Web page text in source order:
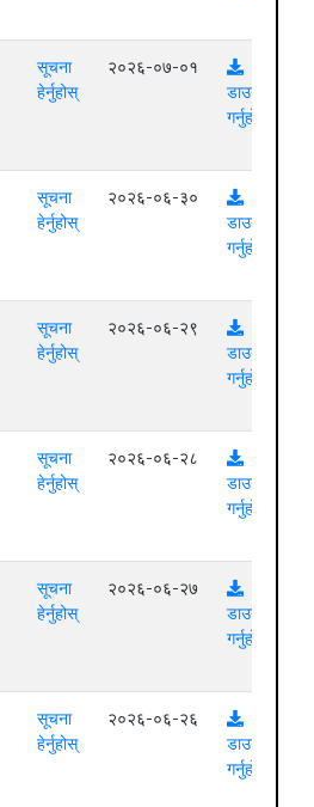
सूचना
हेर्नुहोस्
२०२६-०७-०१
डाउनलोड
गर्नुहोस्
सूचना
हेर्नुहोस्
२०२६-०६-३०
डाउनलोड
गर्नुहोस्
सूचना
हेर्नुहोस्
२०२६-०६-२९
डाउनलोड
गर्नुहोस्
सूचना
हेर्नुहोस्
२०२६-०६-२८
डाउनलोड
गर्नुहोस्
सूचना
हेर्नुहोस्
२०२६-०६-२७
डाउनलोड
गर्नुहोस्
सूचना
हेर्नुहोस्
२०२६-०६-२६
डाउनलोड
गर्नुहोस्